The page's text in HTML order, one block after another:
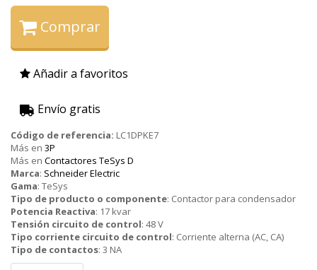
Comprar
Añadir a favoritos
Envío gratis
Código de referencia: LC1DPKE7
Más en 3P
Más en Contactores TeSys D
Marca: Schneider Electric
Gama: TeSys
Tipo de producto o componente: Contactor para condensador
Potencia Reactiva: 17 kvar
Tensión circuito de control: 48 V
Tipo corriente circuito de control: Corriente alterna (AC, CA)
Tipo de contactos: 3 NA